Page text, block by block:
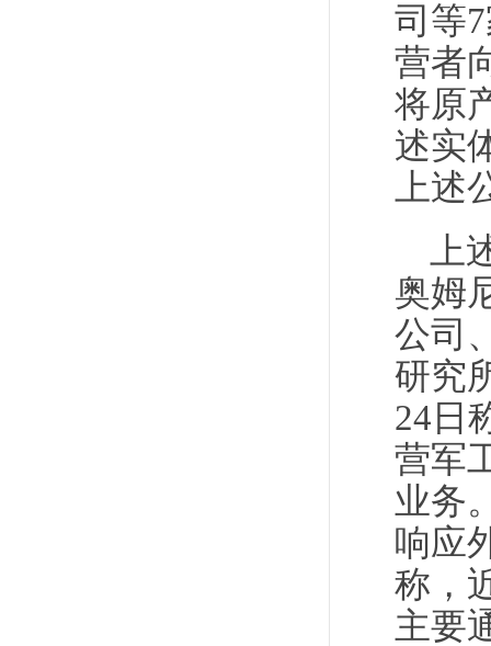
司等
营者
将原
述实
上
奥姆
公司
研究
24日
营军
业务
响应
称，
主要